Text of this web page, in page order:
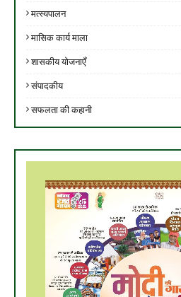
मत्स्यपालन
मासिक कार्य माला
शासकीय योजनाएँ
संपादकीय
सफलता की कहानी